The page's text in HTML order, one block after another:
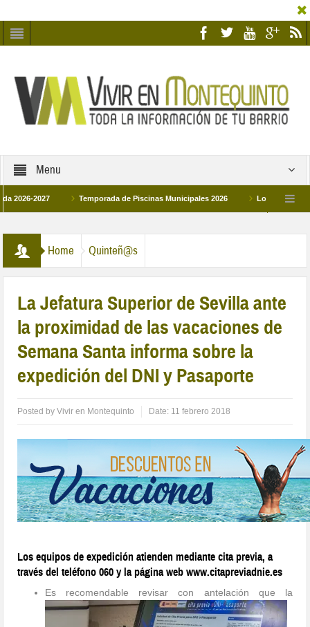
Menu
2027 Temporada de Piscinas Municipales 2026 Los Campus de
Home Quinteñ@s
La Jefatura Superior de Sevilla ante
la proximidad de las vacaciones de
Semana Santa informa sobre la
expedición del DNI y Pasaporte
Posted byVivir en Montequinto Date: 11 febrero 2018
Los equipos de expedición atienden mediante cita previa, a
través del teléfono 060 y la página web www.citapreviadnie.es
Es recomendable revisar con antelación que la